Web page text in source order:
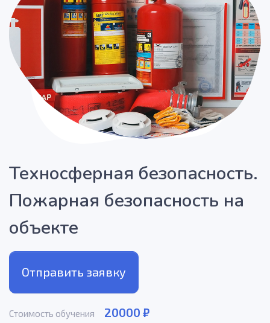
Техносферная безопасность.
Пожарная безопасность на
объекте
Отправить заявку
Стоимость обучения 20000 ₽